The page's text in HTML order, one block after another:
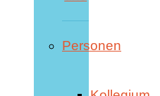
Personen